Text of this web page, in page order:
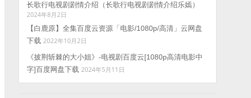
长歌行电视剧剧情介绍（长歌行电视剧剧情介绍乐嫣）
2024年8月2日
【白鹿原】全集百度云资源「电影/1080p/高清」云网盘
下载 2022年10月2日
《披荆斩棘的大小姐》-电视剧百度云[1080p高清电影中
字]百度网盘下载 2024年5月11日